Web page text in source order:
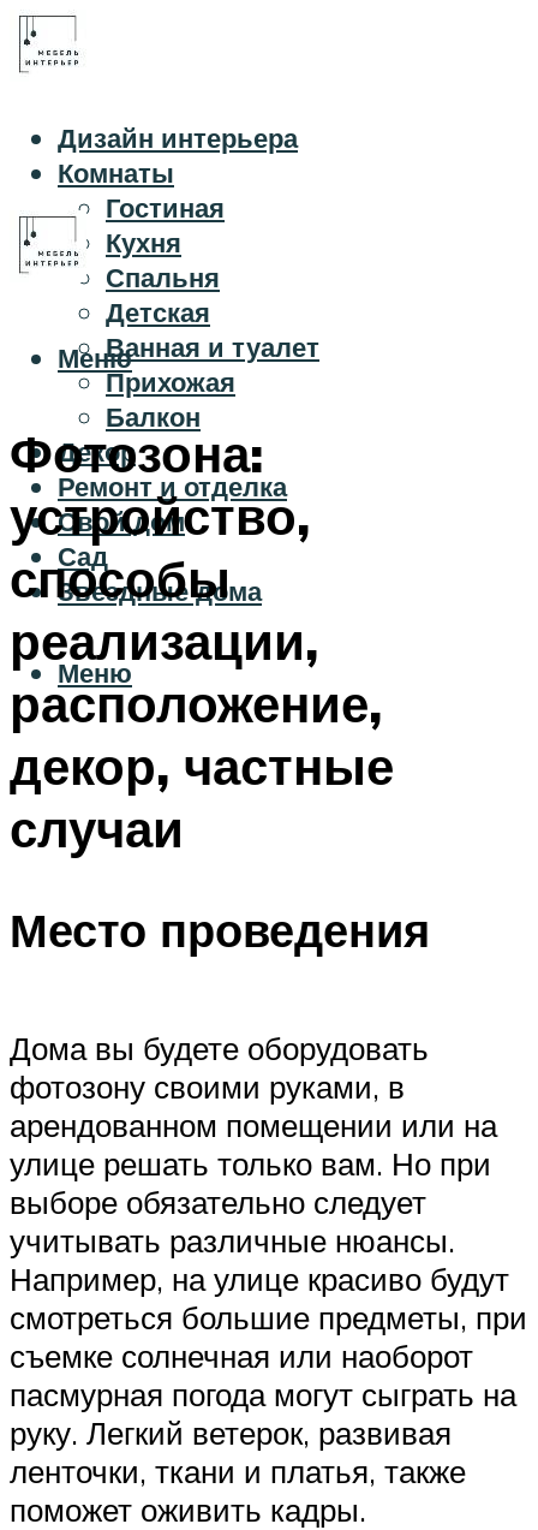
Дизайн интерьера
Комнаты
Гостиная
Кухня
Спальня
Детская
Ванная и туалет
Прихожая
Балкон
Декор
Ремонт и отделка
Свой дом
Сад
Звездные дома
Меню
Меню
Фотозона:
устройство,
способы
реализации,
расположение,
декор, частные
случаи
Место проведения
Дома вы будете оборудовать
фотозону своими руками, в
арендованном помещении или на
улице решать только вам. Но при
выборе обязательно следует
учитывать различные нюансы.
Например, на улице красиво будут
смотреться большие предметы, при
съемке солнечная или наоборот
пасмурная погода могут сыграть на
руку. Легкий ветерок, развивая
ленточки, ткани и платья, также
поможет оживить кадры.